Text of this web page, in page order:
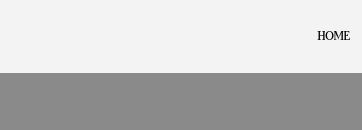
HOME